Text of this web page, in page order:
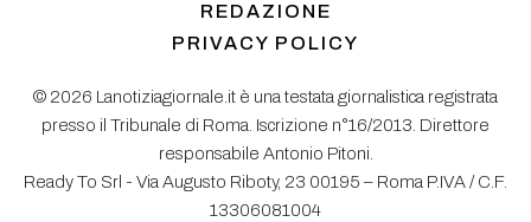
REDAZIONE
PRIVACY POLICY
© 2026 Lanotiziagiornale.it è una testata giornalistica registrata
presso il Tribunale di Roma. Iscrizione n°16/2013. Direttore
responsabile Antonio Pitoni.
Ready To Srl - Via Augusto Riboty, 23 00195 – Roma P.IVA / C.F.
13306081004